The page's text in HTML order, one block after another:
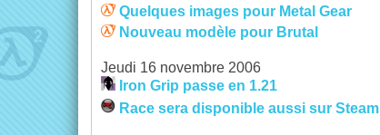
Quelques images pour Metal Gear
Nouveau modèle pour Brutal
Jeudi 16 novembre 2006
Iron Grip passe en 1.21
Race sera disponible aussi sur Steam